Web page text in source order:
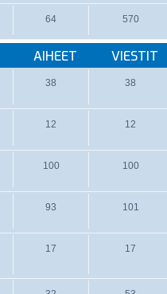
64 570
AIHEET VIESTIT
38 38
12 12
100 100
93 101
17 17